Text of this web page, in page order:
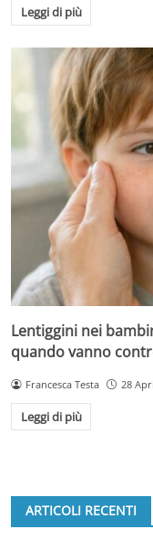
Leggi di più
Lentiggini nei
quando vanno
Francesca Testa 28
Leggi di più
ARTICOLI RECENTI